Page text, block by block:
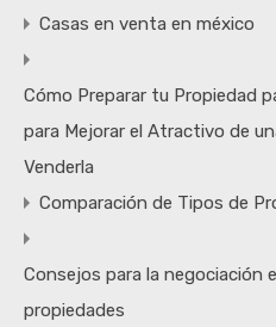
Casas en venta en méxico
Cómo Preparar tu Propiedad
para Mejorar el Atractivo de
Venderla
Comparación de Tipos de
Consejos para la negociación
propiedades